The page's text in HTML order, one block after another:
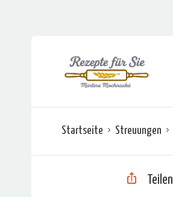
Startseite Streuungen